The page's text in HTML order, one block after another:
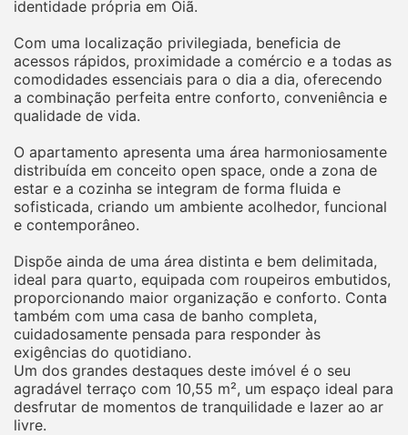
identidade própria em Oiã.
Com uma localização privilegiada, beneficia de
acessos rápidos, proximidade a comércio e a todas as
comodidades essenciais para o dia a dia, oferecendo
a combinação perfeita entre conforto, conveniência e
qualidade de vida.
O apartamento apresenta uma área harmoniosamente
distribuída em conceito open space, onde a zona de
estar e a cozinha se integram de forma fluida e
sofisticada, criando um ambiente acolhedor, funcional
e contemporâneo.
Dispõe ainda de uma área distinta e bem delimitada,
ideal para quarto, equipada com roupeiros embutidos,
proporcionando maior organização e conforto. Conta
também com uma casa de banho completa,
cuidadosamente pensada para responder às
exigências do quotidiano.
Um dos grandes destaques deste imóvel é o seu
agradável terraço com 10,55 m², um espaço ideal para
desfrutar de momentos de tranquilidade e lazer ao ar
livre.